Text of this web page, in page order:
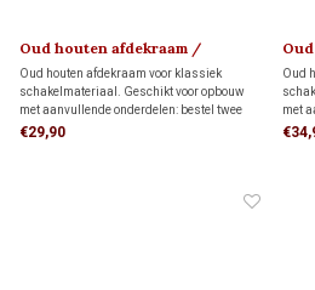
Oud houten afdekraam /
montageplaat 1910
Oud houten afdekraam voor klassiek
schakelmateriaal. Geschikt voor opbouw
met aanvullende onderdelen: bestel twee
montageringen voor directe wandmontage
€29,90
Oud
met